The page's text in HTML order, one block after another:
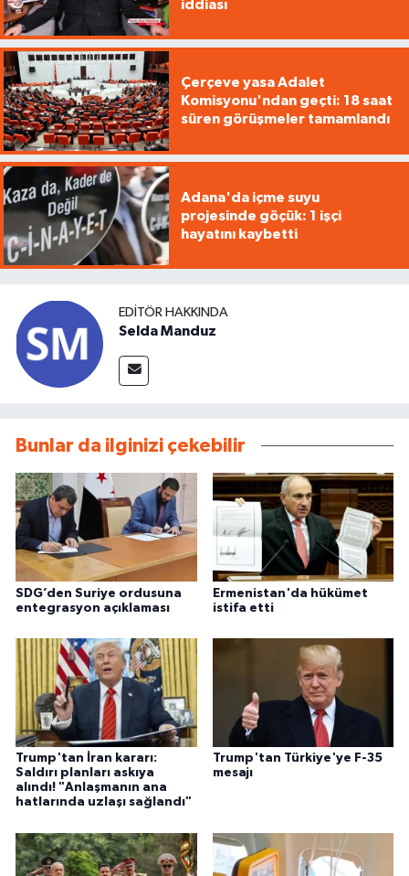
iddiası
Çerçeve yasa Adalet
Komisyonu'ndan geçti: 18 saat
süren görüşmeler tamamlandı
Adana'da içme suyu
projesinde göçük: 1 işçi
hayatını kaybetti
EDITÖR HAKKINDA
Selda Manduz
Bunlar da ilginizi çekebilir
SDG’den Suriye ordusuna
entegrasyon açıklaması
Ermenistan'da hükümet
istifa etti
Trump'tan İran kararı:
Saldırı planları askıya
alındı! "Anlaşmanın ana
hatlarında uzlaşı sağlandı"
Trump'tan Türkiye'ye F-35
mesajı